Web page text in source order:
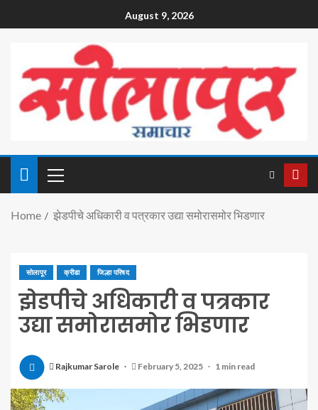
August 9, 2026
Home झेडपीचे अधिकारी व पत्रकार उद्या समोरासमोर भिडणार
सोलापूर क्रीडा जिल्हा परिषद
झेडपीचे अधिकारी व पत्रकार
उद्या समोरासमोर भिडणार
Rajkumar Sarole February 5, 2025 1 min read